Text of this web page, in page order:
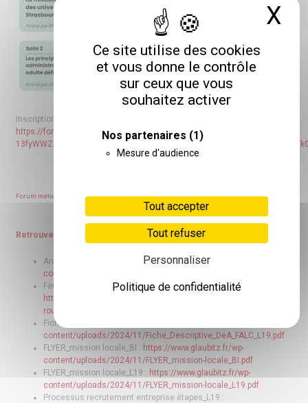
Ce site utilise des cookies
et vous donne le contrôle
sur ceux que vous
souhaitez activer
Nos partenaires (1)
Mesure d'audience
Tout accepter
Tout refuser
Personnaliser
Politique de confidentialité
X
Inscription souhaitée via ce formulaire :
https://forms.office.com/Pages/ResponsePage.aspx?id=a4kqyUsuIk-
Forum métiers formations DV – Programme Télécharger
Retrouvez toute la documentation du forum :
Annuaire des formations_L19 :https://www.glaubitz.fr/wp-
content/uploads/2024/11/Annuaire-des-formations_L19.pdf
Feuille de route vers ma vie adulte_L19 :
https://www.glaubitz.fr/wp-content/uploads/2024/11/Feuille-de-
route-vers-ma-vie-adulte_L19.pdf
Fiche_Descriptive_DeA_FALC_L19 :
content/uploads/2024/11/Fiche_Descriptive_DeA_FALC_L19.pdf
FLYER_mission locale_BI : https://www.glaubitz.fr/wp-
content/uploads/2024/11/FLYER_mission-locale_BI.pdf
FLYER_mission locale_L19 : https://www.glaubitz.fr/wp-
content/uploads/2024/11/FLYER_mission-locale_L19.pdf
Processus recrutement entreprise étapes_L19 :